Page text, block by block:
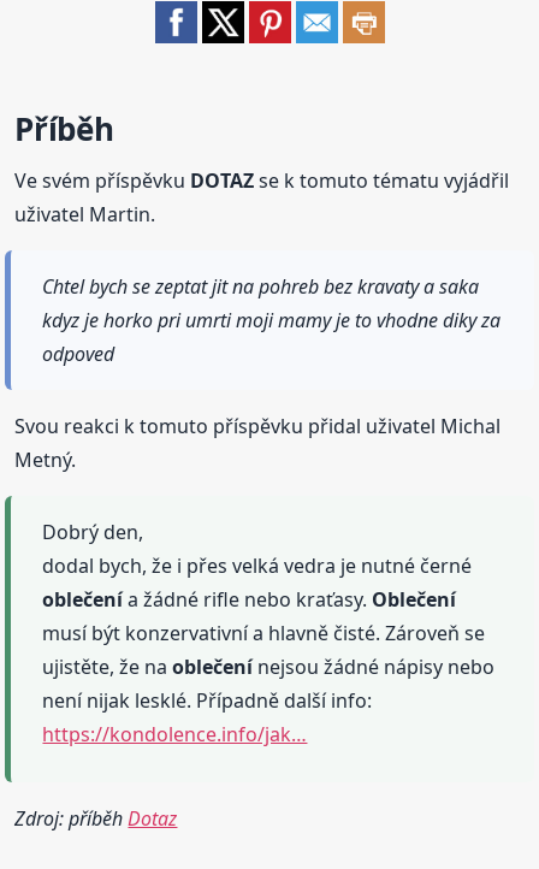
Příběh
Ve svém příspěvku DOTAZse k tomuto tématu vyjádřil
uživatel Martin.
Chtel bych se zeptat jit na pohreb bez kravaty a saka
kdyz je horko pri umrti moji mamy je to vhodne diky za
odpoved
Svou reakci k tomuto příspěvku přidal uživatel Michal
Metný.
Dobrý den,
dodal bych, že i přes velká vedra je nutné černé
oblečenía žádné rifle nebo kraťasy. Oblečení
musí být konzervativní a hlavně čisté. Zároveň se
ujistěte, že naoblečenínejsou žádné nápisy nebo
není nijak lesklé. Případně další info:
https://kondolence.info/jak…
Zdroj: příběhDotaz